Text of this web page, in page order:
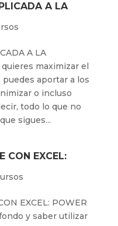
A LA
A LA
maximizar el
aportar a los
o incluso
todo lo que no
sigues...
CON EXCEL:
EXCEL: POWER
y saber utilizar